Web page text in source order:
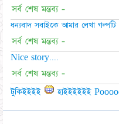
সর্ব শেষ মন্তব্য -
ধন্যবাদ সবাইকে আমার লেখা
সর্ব শেষ মন্তব্য -
Nice story....
সর্ব শেষ মন্তব্য -
টুকিইইইই হাইইইইইই